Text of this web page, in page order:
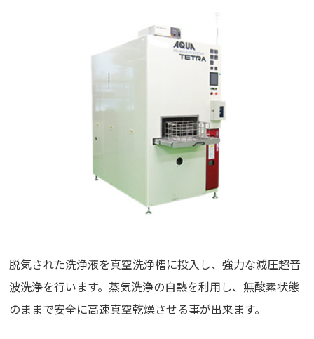
脱気された洗浄液を真空洗浄槽に投入し、強力な減圧超音
波洗浄を行います。蒸気洗浄の自熱を利用し、無酸素状態
のままで安全に高速真空乾燥させる事が出来ます。